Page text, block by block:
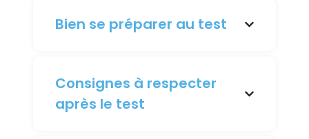
Bien se préparer au test
Consignes à respecter
après le test